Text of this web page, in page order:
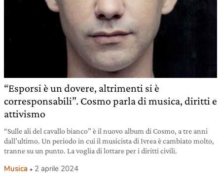
“Esporsi è un dovere, altrimenti si è
corresponsabili”. Cosmo parla di musica, diritti e
attivismo
“Sulle ali del cavallo bianco” è il nuovo album di Cosmo, a tre anni
dall’ultimo. Un periodo in cui il musicista di Ivrea è cambiato molto,
tranne su un punto. La voglia di lottare per i diritti civili.
Musica 2 aprile 2024